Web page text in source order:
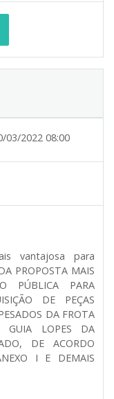
03/2022 08:00
vantajosa para
PROPOSTA MAIS
PÚBLICA PARA
DE PEÇAS
DA FROTA
GUIA LOPES DA
DE ACORDO
I E DEMAIS